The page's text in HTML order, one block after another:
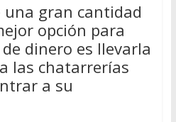
una gran cantidad
opción para
dinero es llevarla
las chatarrerías
a su